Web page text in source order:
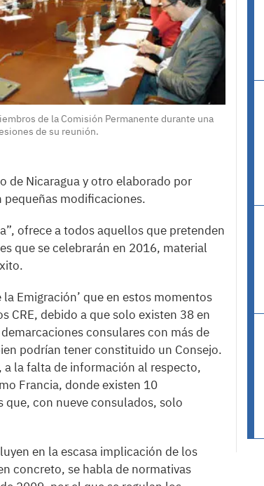
de la Comisión Permanente durante una
de su reunión.
de Nicaragua y otro elaborado por
pequeñas modificaciones.
ofrece a todos aquellos que pretenden
que se celebrarán en 2016, material
Emigración’ que en estos momentos
CRE, debido a que solo existen 38 en
consulares con más de
podrían tener constituido un Consejo.
a la falta de información al respecto,
Francia, donde existen 10
que, con nueve consulados, solo
en la escasa implicación de los
concreto, se habla de normativas